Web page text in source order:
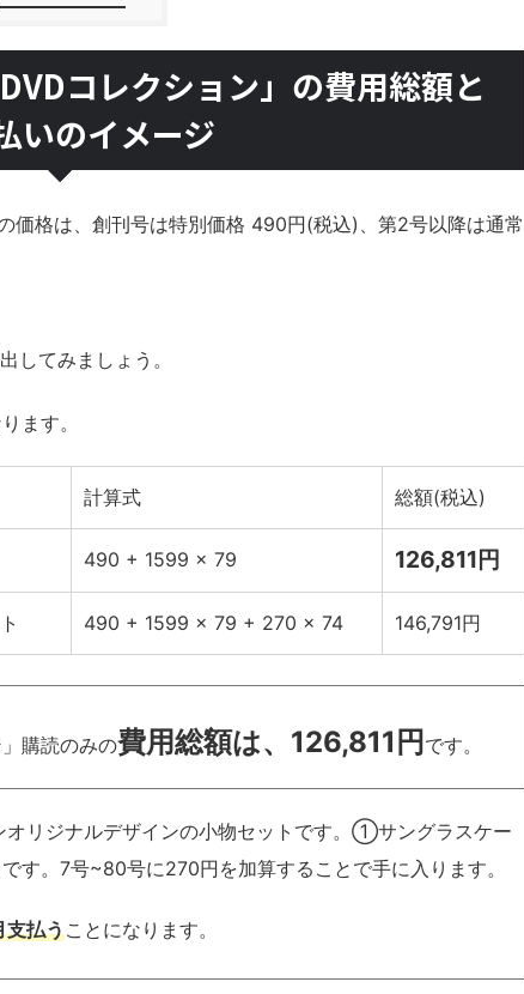
コレクション」の費用総額と
いのイメージ
価格は、創刊号は特別価格 490円(税込)、第2号以降は通常
してみましょう。
ます。
計算式 総額(税込)
490 + 1599 × 79 126,811円
490 + 1599 × 79 + 270 × 74 146,791円
購読のみの費用総額は、126,811円 です。
リジナルデザインの小物セットです。➀サングラスケー
。7号~80号に270円を加算することで手に入ります。
支払うことになります。